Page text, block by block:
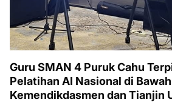
Guru SMAN 4 Puruk Cahu
Pelatihan AI Nasional di Bawah
Kemendikdasmen dan Tianjin